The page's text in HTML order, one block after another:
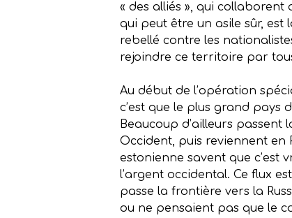
« des alliés », qui collaborent
qui peut être un asile sûr, est
rebellé contre les
rejoindre ce territoire par
Au début de l’opération
c’est que le plus grand pays
Beaucoup d’ailleurs
Occident, puis reviennent en
estonienne savent que c’est
l’argent occidental. Ce flux
passe la frontière vers la
ou ne pensaient pas que le